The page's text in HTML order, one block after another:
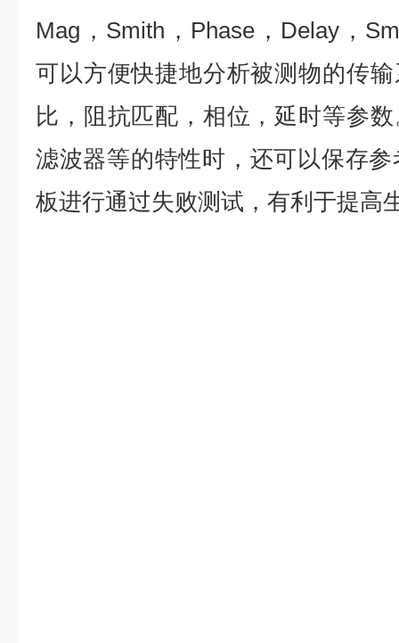
Mag，Smith，Phase，Delay，
可以方便快捷地分析被测物的传
比，阻抗匹配，相位，延时等参
滤波器等的特性时，还可以保存
板进行通过失败测试，有利于提高